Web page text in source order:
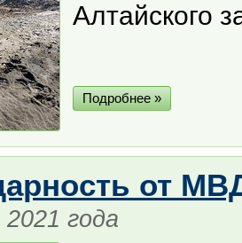
Алтайского
Подробнее »
от
года